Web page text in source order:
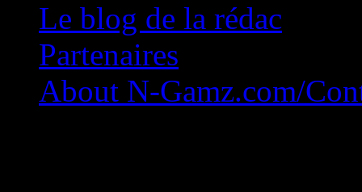
Le blog de la rédac
Partenaires
About N-Gamz.com/